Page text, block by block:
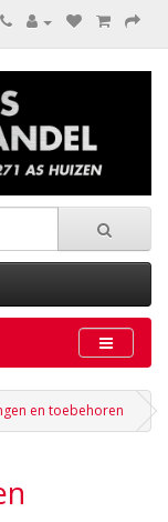
en toebehoren